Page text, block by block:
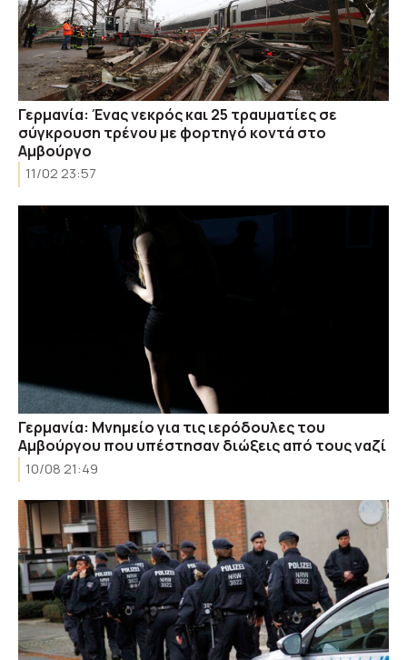
Γερμανία: Ένας νεκρός και 25 τραυματίες σε
σύγκρουση τρένου με φορτηγό κοντά στο
Αμβούργο
11/02 23:57
Γερμανία: Μνημείο για τις ιερόδουλες του
Αμβούργου που υπέστησαν διώξεις από τους ναζί
10/08 21:49